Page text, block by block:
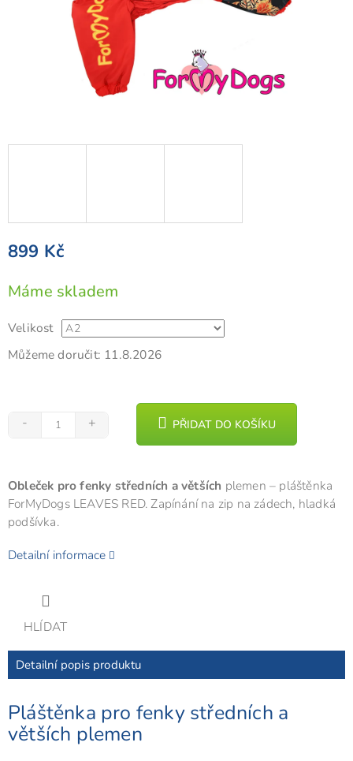
899 Kč
Měrná
cena:
Máme skladem
Velikost
Můžeme doručit: 11.8.2026
PŘIDAT DO KOŠÍKU
Obleček pro fenky středních a větších plemen – pláštěnka
ForMyDogs LEAVES RED. Zapínání na zip na zádech, hladká
podšívka.
Detailní informace
HLÍDAT
Detailní popis produktu
Pláštěnka pro fenky středních a
větších plemen